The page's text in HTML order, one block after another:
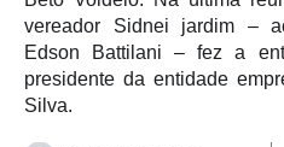
vereador Sidnei jardim –
Edson Battilani – fez a
presidente da entidade
Silva.